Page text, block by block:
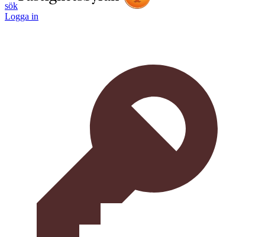
sök
Logga in